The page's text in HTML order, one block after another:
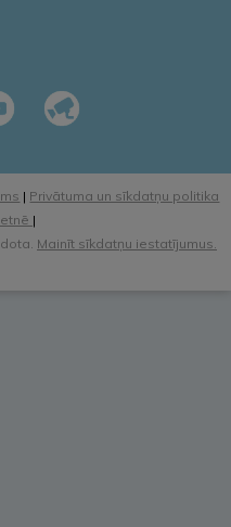
| Privātuma un sīkdatņu politika
|
Mainīt sīkdatņu iestatījumus.